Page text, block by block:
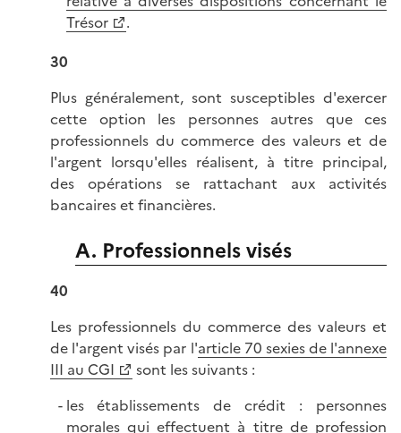
Trésor
.
30
Plus généralement, sont susceptibles d'exercer
cette option les personnes autres que ces
professionnels du commerce des valeurs et de
l'argent lorsqu'elles réalisent, à titre principal,
des opérations se rattachant aux activités
bancaires et financières.
A. Professionnels visés
40
Les professionnels du commerce des valeurs et
de l'argent visés par l'article 70 sexies de l'annexe
III au CGI
sont les suivants :
les établissements de crédit : personnes
morales qui effectuent à titre de profession